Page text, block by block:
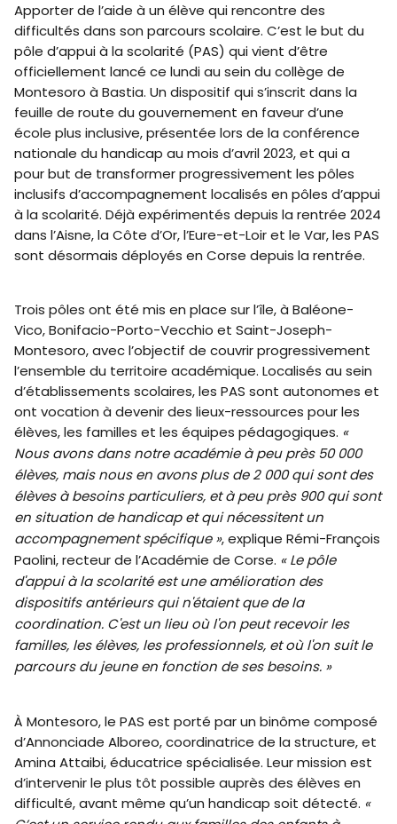
Apporter de l’aide à un élève qui rencontre des
difficultés dans son parcours scolaire. C’est le but du
pôle d’appui à la scolarité (PAS) qui vient d’être
officiellement lancé ce lundi au sein du collège de
Montesoro à Bastia. Un dispositif qui s’inscrit dans la
feuille de route du gouvernement en faveur d’une
école plus inclusive, présentée lors de la conférence
nationale du handicap au mois d’avril 2023, et qui a
pour but de transformer progressivement les pôles
inclusifs d’accompagnement localisés en pôles d’appui
à la scolarité. Déjà expérimentés depuis la rentrée 2024
dans l’Aisne, la Côte d’Or, l’Eure-et-Loir et le Var, les PAS
sont désormais déployés en Corse depuis la rentrée.
Trois pôles ont été mis en place sur l’île, à Baléone-
Vico, Bonifacio-Porto-Vecchio et Saint-Joseph-
Montesoro, avec l’objectif de couvrir progressivement
l’ensemble du territoire académique. Localisés au sein
d’établissements scolaires, les PAS sont autonomes et
ont vocation à devenir des lieux-ressources pour les
élèves, les familles et les équipes pédagogiques. «
Nous avons dans notre académie à peu près 50 000
élèves, mais nous en avons plus de 2 000 qui sont des
élèves à besoins particuliers, et à peu près 900 qui sont
en situation de handicap et qui nécessitent un
accompagnement spécifique », explique Rémi-François
Paolini, recteur de l’Académie de Corse. « Le pôle
d'appui à la scolarité est une amélioration des
dispositifs antérieurs qui n'étaient que de la
coordination. C'est un lieu où l'on peut recevoir les
familles, les élèves, les professionnels, et où l'on suit le
parcours du jeune en fonction de ses besoins. »
À Montesoro, le PAS est porté par un binôme composé
d’Annonciade Alboreo, coordinatrice de la structure, et
Amina Attaibi, éducatrice spécialisée. Leur mission est
d’intervenir le plus tôt possible auprès des élèves en
difficulté, avant même qu’un handicap soit détecté. «